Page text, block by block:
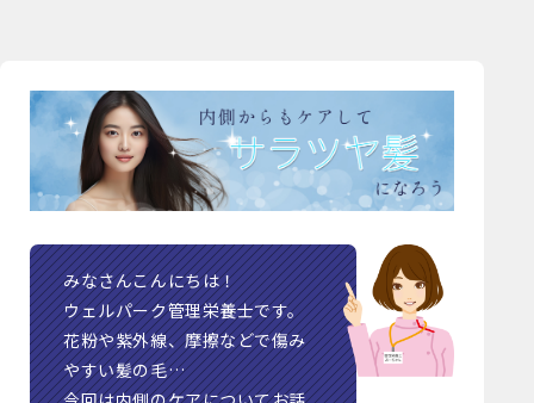
みなさんこんにちは！
ウェルパーク管理栄養士です。
花粉や紫外線、摩擦などで傷み
やすい髪の毛…